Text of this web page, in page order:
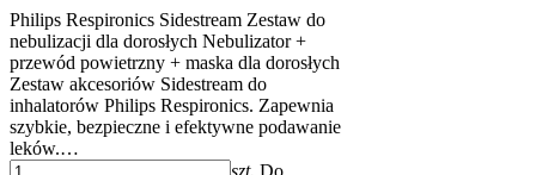
Philips Respironics Sidestream Zestaw do
nebulizacji dla dorosłych Nebulizator +
przewód powietrzny + maska dla dorosłych
Zestaw akcesoriów Sidestream do
inhalatorów Philips Respironics. Zapewnia
szybkie, bezpieczne i efektywne podawanie
leków.…